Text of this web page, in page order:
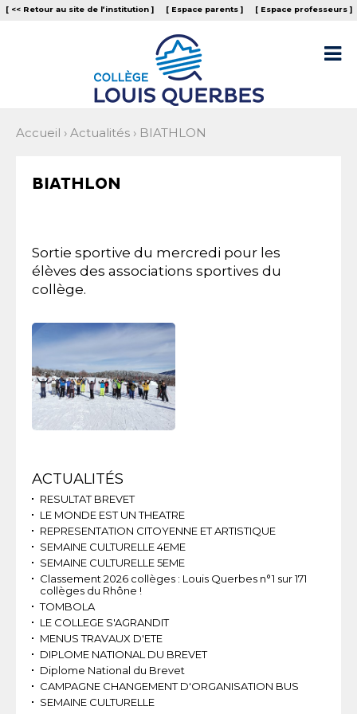
Aller
au
Outils
personnels
[ << Retour au site de l‘institution ] [ Espace parents ] [ Espace professeurs ]

Accueil › Actualités › BIATHLON
BIATHLON
Sortie sportive du mercredi pour les
élèves des associations sportives du
collège.
Navigation
ACTUALITÉS
RESULTAT BREVET
LE MONDE EST UN THEATRE
REPRESENTATION CITOYENNE ET ARTISTIQUE
SEMAINE CULTURELLE 4EME
SEMAINE CULTURELLE 5EME
Classement 2026 collèges : Louis Querbes n°1 sur 171
collèges du Rhône !
TOMBOLA
LE COLLEGE S'AGRANDIT
MENUS TRAVAUX D'ETE
DIPLOME NATIONAL DU BREVET
Diplome National du Brevet
CAMPAGNE CHANGEMENT D'ORGANISATION BUS
SEMAINE CULTURELLE